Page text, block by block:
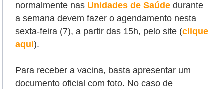
normalmente nas Unidades de Saúde durante
a semana devem fazer o agendamento nesta
sexta-feira (7), a partir das 15h, pelo site (clique
aqui).
Para receber a vacina, basta apresentar um
documento oficial com foto. No caso de